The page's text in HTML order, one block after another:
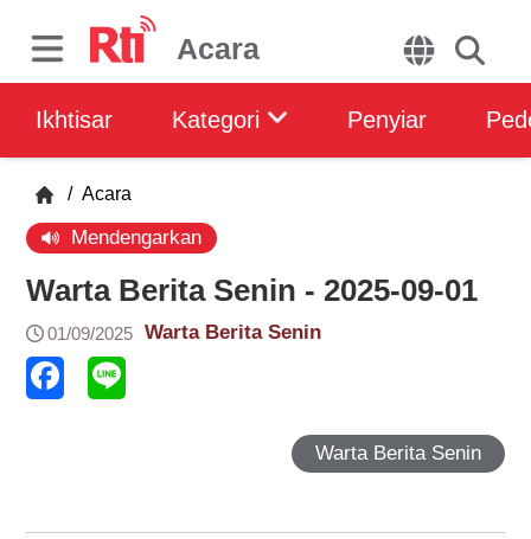
Acara
Ikhtisar Kategori Penyiar
/ Acara
Mendengarkan
Warta Berita Senin - 2025-09-01
01/09/2025 Warta Berita Senin
Warta Berita Senin